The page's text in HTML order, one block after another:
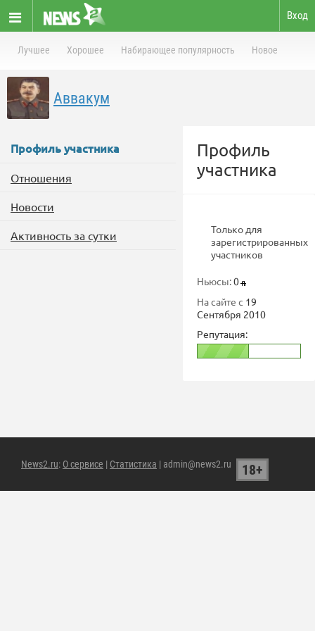
Вход
Лучшее Хорошее Набирающее популярность Новое
Аввакум
Профиль участника
Отношения
Новости
Активность за сутки
Профиль
участника
Только для
зарегистрированных
участников
Ньюсы:0
На сайте с 19
Сентября 2010
Репутация:
News2.ru: О сервисе | Статистика | admin@news2.ru 18+